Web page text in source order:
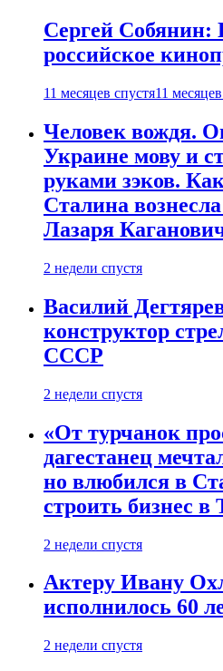
Сергей Собянин:
российское
11 месяцев спустя11
Человек вождя.
Украине мову и
руками зэков.
Сталина
Лазаря
2 недели спустя
Василий
конструктор
СССР
2 недели спустя
«От турчанок
дагестанец
но влюбился в
строить бизнес в
2 недели спустя
Актеру Ивану
исполнилось 60
2 недели спустя